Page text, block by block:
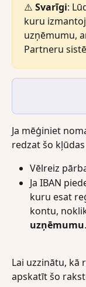
⚠️ Svarīgi:
kuru
uzņēmumu,
Partneru
Ja mēģiniet
redzat šo
Vēlreiz
Ja IBAN
kuru esat
kontu,
uzņēmumu.
Lai uzzinātu, kā
apskatīt šo